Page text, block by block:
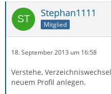
Stephan1111
Mitglied
18. September 2013 um 16:58
Verstehe,
neuem Profil anlegen.